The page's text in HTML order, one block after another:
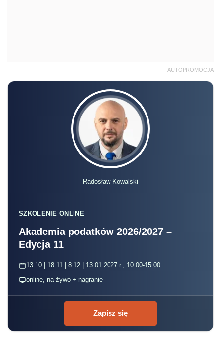
AUTOPROMOCJA
Radosław Kowalski
SZKOLENIE ONLINE
Akademia podatków 2026/2027 –
Edycja 11
13.10 | 18.11 | 8.12 | 13.01.2027 r., 10:00-15:00
online, na żywo + nagranie
Zapisz się